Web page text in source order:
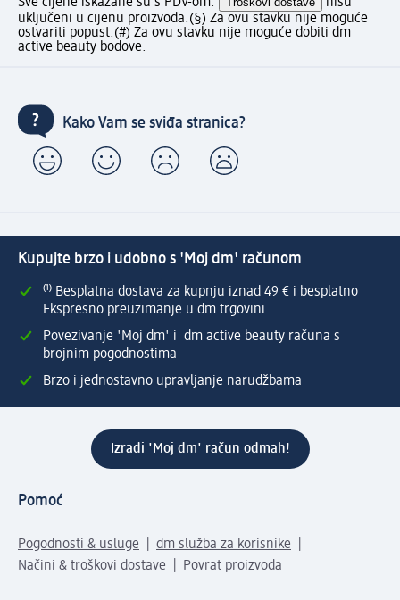
Sve cijene iskazane su s PDV-om.
nisu
uključeni u cijenu proizvoda.(§) Za ovu stavku nije moguće
ostvariti popust.(#) Za ovu stavku nije moguće dobiti dm
active beauty bodove.
Kako Vam se sviđa stranica?
Kupujte brzo i udobno s 'Moj dm' računom
⁽¹⁾ Besplatna dostava za kupnju iznad 49 € i besplatno
Ekspresno preuzimanje u dm trgovini
Povezivanje 'Moj dm' i dm active beauty računa s
brojnim pogodnostima
Brzo i jednostavno upravljanje narudžbama
Izradi 'Moj dm' račun odmah!
Pomoć
Pogodnosti & usluge
dm služba za korisnike
Načini & troškovi dostave
Povrat proizvoda